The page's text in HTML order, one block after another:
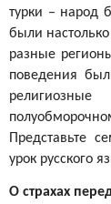
турки – народ
были
разные
поведения
Представьте
урок русского
О страхах